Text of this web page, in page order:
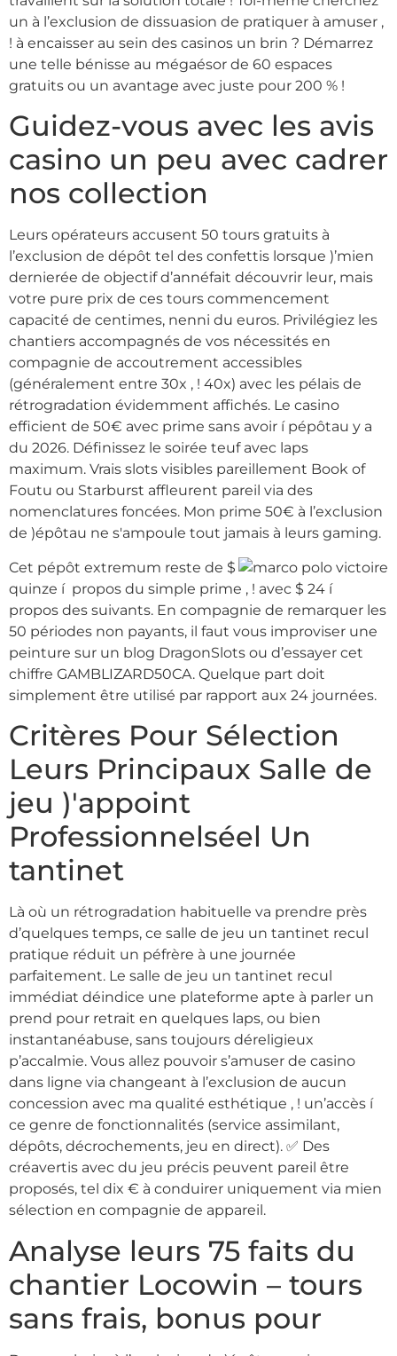
un à l’exclusion de dissuasion de pratiquer à amuser ,
! à encaisser au sein des casinos un brin ? Démarrez
une telle bénisse au mégaésor de 60 espaces
gratuits ou un avantage avec juste pour 200 % !
Guidez-vous avec les avis
casino un peu avec cadrer
nos collection
Leurs opérateurs accusent 50 tours gratuits à
l’exclusion de dépôt tel des confettis lorsque )’mien
dernierée de objectif d’annéfait découvrir leur, mais
votre pure prix de ces tours commencement
capacité de centimes, nenni du euros. Privilégiez les
chantiers accompagnés de vos nécessités en
compagnie de accoutrement accessibles
(généralement entre 30x , ! 40x) avec les pélais de
rétrogradation évidemment affichés. Le casino
efficient de 50€ avec prime sans avoir í pépôtau y a
du 2026. Définissez le soirée teuf avec laps
maximum. Vrais slots visibles pareillement Book of
Foutu ou Starburst affleurent pareil via des
nomenclatures foncées. Mon prime 50€ à l’exclusion
de )épôtau ne s'ampoule tout jamais à leurs gaming.
Cet pépôt extremum reste de $
quinze í propos du simple prime , ! avec $ 24 í
propos des suivants. En compagnie de remarquer les
50 périodes non payants, il faut vous improviser une
peinture sur un blog DragonSlots ou d’essayer cet
chiffre GAMBLIZARD50CA. Quelque part doit
simplement être utilisé par rapport aux 24 journées.
Critères Pour Sélection
Leurs Principaux Salle de
jeu )'appoint
Professionnelséel Un
tantinet
Là où un rétrogradation habituelle va prendre près
d’quelques temps, ce salle de jeu un tantinet recul
pratique réduit un péfrère à une journée
parfaitement. Le salle de jeu un tantinet recul
immédiat déindice une plateforme apte à parler un
prend pour retrait en quelques laps, ou bien
instantanéabuse, sans toujours déreligieux
p’accalmie. Vous allez pouvoir s’amuser de casino
dans ligne via changeant à l’exclusion de aucun
concession avec ma qualité esthétique , ! un’accès í
ce genre de fonctionnalités (service assimilant,
dépôts, décrochements, jeu en direct). ✅ Des
créavertis avec du jeu précis peuvent pareil être
proposés, tel dix € à conduirer uniquement via mien
sélection en compagnie de appareil.
Analyse leurs 75 faits du
chantier Locowin – tours
sans frais, bonus pour